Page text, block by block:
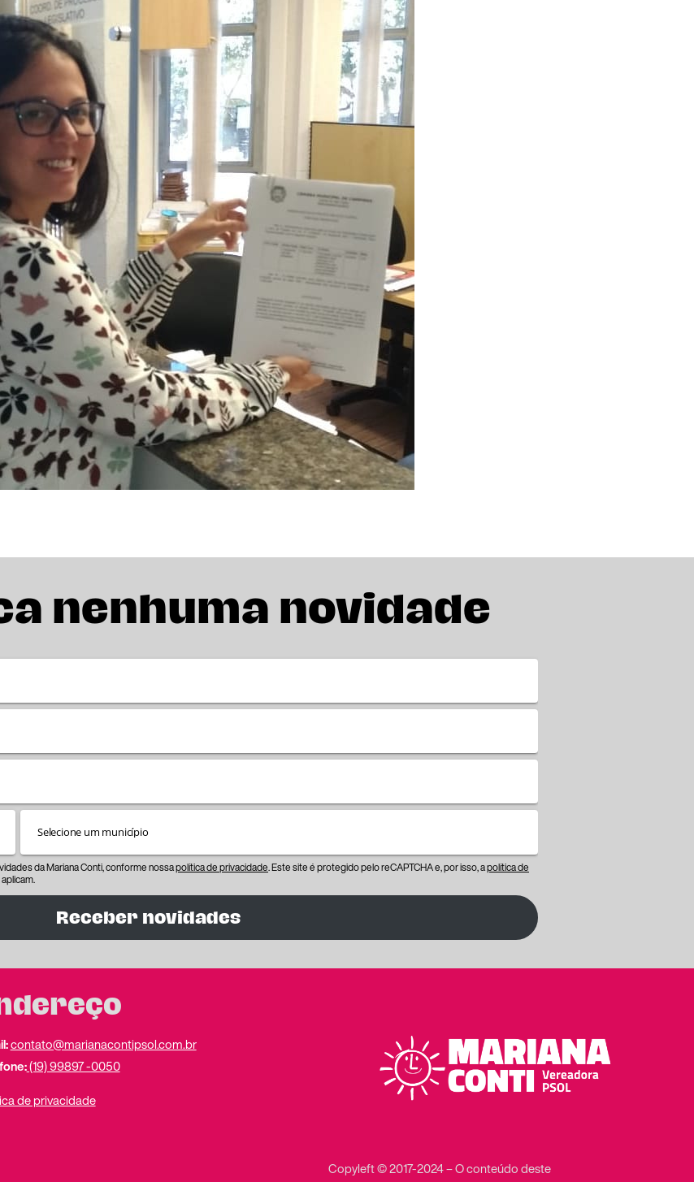
nenhuma novidade
da Mariana Conti, conforme nossapolítica de privacidade. Este site é protegido pelo reCAPTCHA e, por isso, apolítica de
Receber novidades
contato@marianacontipsol.com.br
(19) 99897 -0050
de privacidade
Copyleft © 2017-2024 – O conteúdo deste